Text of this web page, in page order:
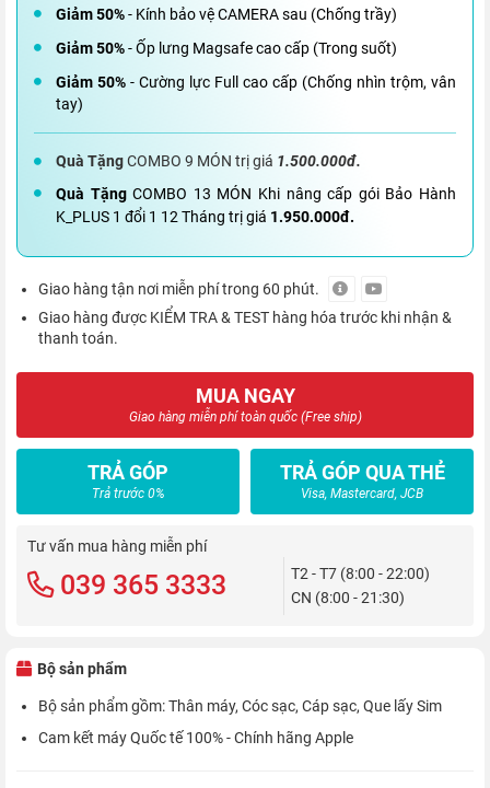
Giảm 50%- Kính bảo vệ CAMERA sau (Chống trầy)
Giảm 50%- Ốp lưng Magsafe cao cấp (Trong suốt)
Giảm 50% - Cường lực Full cao cấp (Chống nhìn trộm, vân
tay)
Quà TặngCOMBO 9 MÓN trị giá 1.500.000đ.
Quà TặngCOMBO 13 MÓN Khi nâng cấp gói Bảo Hành
K_PLUS 1 đổi 1 12 Tháng trị giá 1.950.000đ.
Giao hàng tận nơi miễn phí trong 60 phút.
Giao hàng được KIỂM TRA & TEST hàng hóa trước khi nhận &
thanh toán.
MUA NGAY
Giao hàng miễn phí toàn quốc (Free ship)
TRẢ GÓP
Trả trước 0%
TRẢ GÓP QUA THẺ
Visa, Mastercard, JCB
Tư vấn mua hàng miễn phí
039 365 3333
T2 - T7 (8:00 - 22:00)
CN (8:00 - 21:30)
Bộ sản phẩm
Bộ sản phẩm gồm: Thân máy, Cóc sạc, Cáp sạc, Que lấy Sim
Cam kết máy Quốc tế 100% - Chính hãng Apple